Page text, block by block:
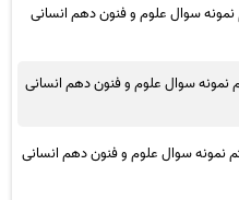
سوال علوم و فنون دهم انسانی
نمونه سوال علوم و فنون دهم انسانی
نمونه سوال علوم و فنون دهم انسانی